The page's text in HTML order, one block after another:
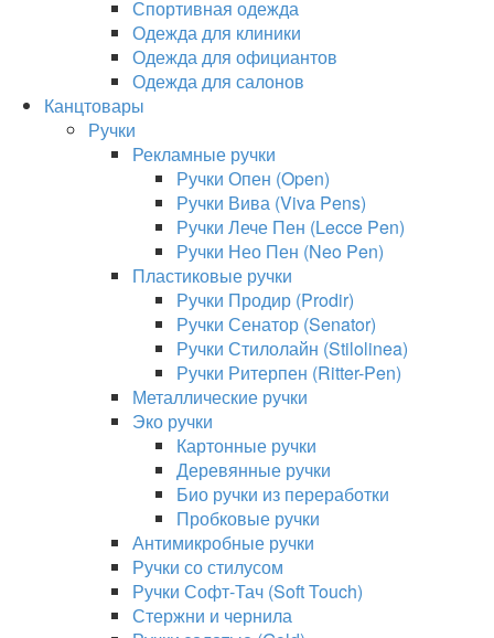
Спортивная одежда
Одежда для клиники
Одежда для официантов
Одежда для салонов
Канцтовары
Ручки
Рекламные ручки
Ручки Опен (Open)
Ручки Вива (Viva Pens)
Ручки Лече Пен (Lecce Pen)
Ручки Нео Пен (Neo Pen)
Пластиковые ручки
Ручки Продир (Prodir)
Ручки Сенатор (Senator)
Ручки Стилолайн (Stilolinea)
Ручки Ритерпен (Ritter-Pen)
Металлические ручки
Эко ручки
Картонные ручки
Деревянные ручки
Био ручки из переработки
Пробковые ручки
Антимикробные ручки
Ручки со стилусом
Ручки Софт-Тач (Soft Touch)
Стержни и чернила